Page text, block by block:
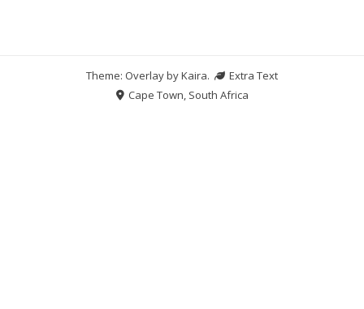
Theme: Overlay byKaira.
Extra Text
Cape Town, South Africa